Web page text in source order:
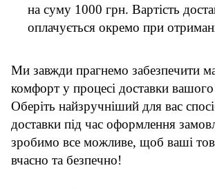
на суму 1000 грн. Вартість
оплачується окремо при
Ми завжди прагнемо забезпечити
комфорт у процесі доставки
Оберіть найзручніший для вас
доставки під час оформлення
зробимо все можливе, щоб ваші
вчасно та безпечно!